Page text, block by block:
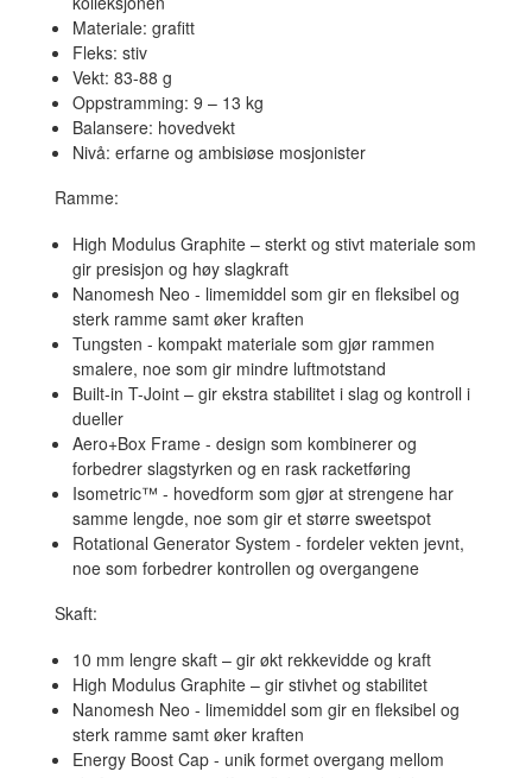
Materiale: grafitt
Fleks: stiv
Vekt: 83-88 g
Oppstramming: 9 – 13 kg
Balansere: hovedvekt
Nivå: erfarne og ambisiøse mosjonister
Ramme:
High Modulus Graphite – sterkt og stivt materiale som
gir presisjon og høy slagkraft
Nanomesh Neo - limemiddel som gir en fleksibel og
sterk ramme samt øker kraften
Tungsten - kompakt materiale som gjør rammen
smalere, noe som gir mindre luftmotstand
Built-in T-Joint – gir ekstra stabilitet i slag og kontroll i
dueller
Aero+Box Frame - design som kombinerer og
forbedrer slagstyrken og en rask racketføring
Isometric™ - hovedform som gjør at strengene har
samme lengde, noe som gir et større sweetspot
Rotational Generator System - fordeler vekten jevnt,
noe som forbedrer kontrollen og overgangene
Skaft:
10 mm lengre skaft – gir økt rekkevidde og kraft
High Modulus Graphite – gir stivhet og stabilitet
Nanomesh Neo - limemiddel som gir en fleksibel og
sterk ramme samt øker kraften
Energy Boost Cap - unik formet overgang mellom